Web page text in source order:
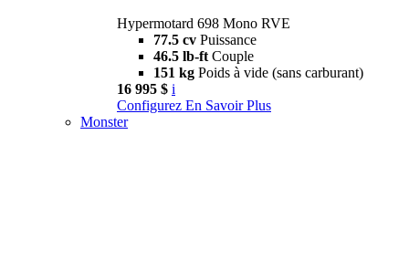
Hypermotard 698 Mono RVE
77.5 cv Puissance
46.5 lb-ft Couple
151 kg Poids à vide (sans carburant)
16 995 $ i
Configurez En Savoir Plus
Monster